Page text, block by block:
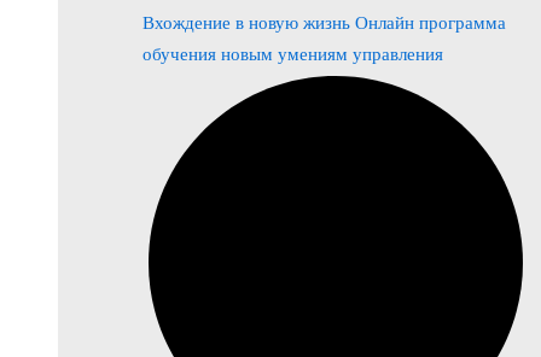
Вхождение в новую жизнь Онлайн программа
обучения новым умениям управления